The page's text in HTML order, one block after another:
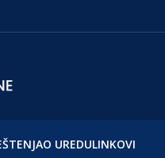
O UREDULINKOVI